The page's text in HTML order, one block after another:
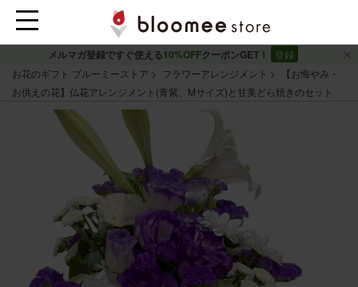
メルマガ登録ですぐ使える10%OFFクーポンGET！
登録
お花のギフト ブルーミーストア
フラワーアレンジメント
【お悔やみ・
お供えの花】仏花アレンジメント(青紫、Mサイズ)と甘美どら焼きのセット